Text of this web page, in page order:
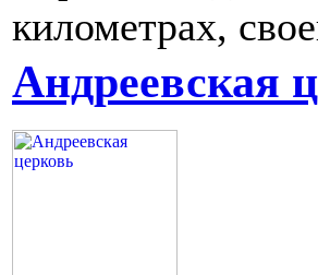
километрах,
Андреевская